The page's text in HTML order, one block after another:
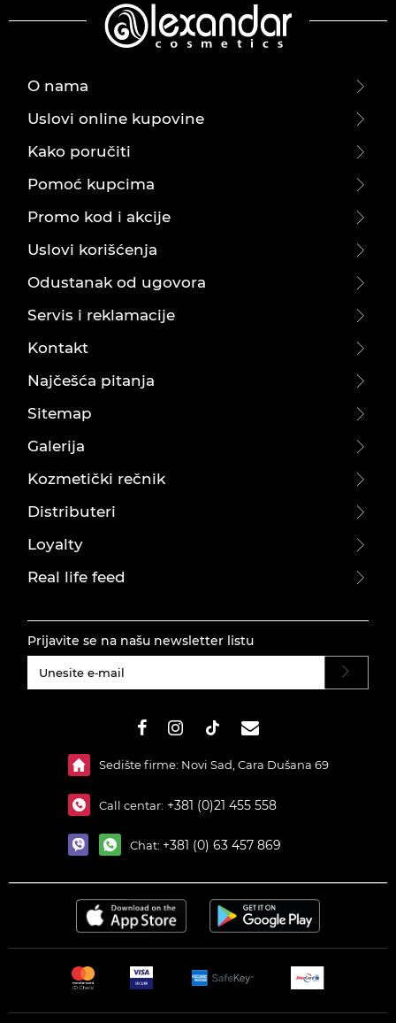
O nama
Uslovi online kupovine
Kako poručiti
Pomoć kupcima
Promo kod i akcije
Uslovi korišćenja
Odustanak od ugovora
Servis i reklamacije
Kontakt
Najčešća pitanja
Sitemap
Galerija
Kozmetički rečnik
Distributeri
Loyalty
Real life feed
Prijavite se na našu newsletter listu
Sedište firme: Novi Sad, Cara Dušana 69
Call centar: +381 (0)21 455 558
Chat: +381 (0) 63 457 869